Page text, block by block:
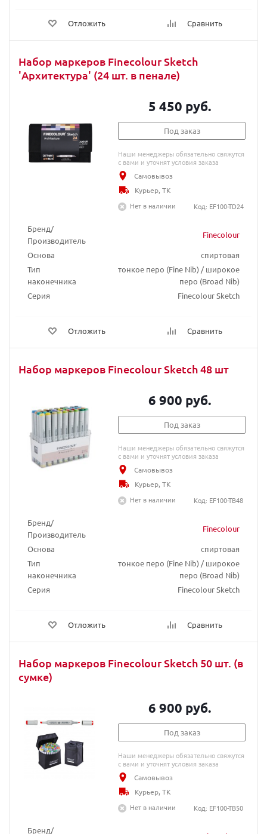
Отложить Сравнить
Набор маркеров Finecolour Sketch
'Архитектура' (24 шт. в пенале)
Бренд/
Производитель
Finecolour
Основа
спиртовая
Тип
наконечника
тонкое перо (Fine Nib) / широкое
перо (Broad Nib)
Серия
Finecolour Sketch
Отложить Сравнить
5 450 руб.
Под заказ
Наши менеджеры обязательно свяжутся
с вами и уточнят условия заказа
Самовывоз
Курьер, ТК
Нет в наличии
Код: EF100-TD24
Набор маркеров Finecolour Sketch 48 шт
Бренд/
Производитель
Finecolour
Основа
спиртовая
Тип
наконечника
тонкое перо (Fine Nib) / широкое
перо (Broad Nib)
Серия
Finecolour Sketch
Отложить Сравнить
6 900 руб.
Под заказ
Наши менеджеры обязательно свяжутся
с вами и уточнят условия заказа
Самовывоз
Курьер, ТК
Нет в наличии
Код: EF100-TB48
Набор маркеров Finecolour Sketch 50 шт. (в
сумке)
Бренд/
6 900 руб.
Под заказ
Наши менеджеры обязательно свяжутся
с вами и уточнят условия заказа
Самовывоз
Курьер, ТК
Нет в наличии
Код: EF100-TB50